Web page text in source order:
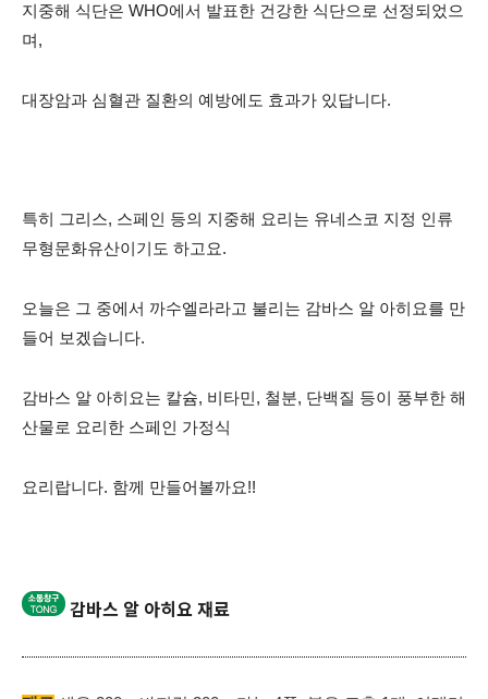
지중해 식단은 WHO에서 발표한 건강한 식단으로 선정되었으
며,
대장암과 심혈관 질환의 예방에도 효과가 있답니다.
특히 그리스, 스페인 등의 지중해 요리는 유네스코 지정 인류
무형문화유산이기도 하고요.
오늘은 그 중에서 까수엘라라고 불리는 감바스 알 아히요를 만
들어 보겠습니다.
감바스 알 아히요는 칼슘, 비타민, 철분, 단백질 등이 풍부한 해
산물로 요리한 스페인 가정식
요리랍니다. 함께 만들어볼까요!!
감바스 알 아히요 재료